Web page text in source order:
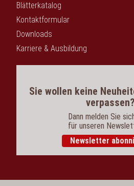
Blätterkatalog
Kontaktformular
Downloads
Karriere & Ausbildung
Sie wollen keine
verpassen?
Dann melden Sie
für unseren
Newsletter